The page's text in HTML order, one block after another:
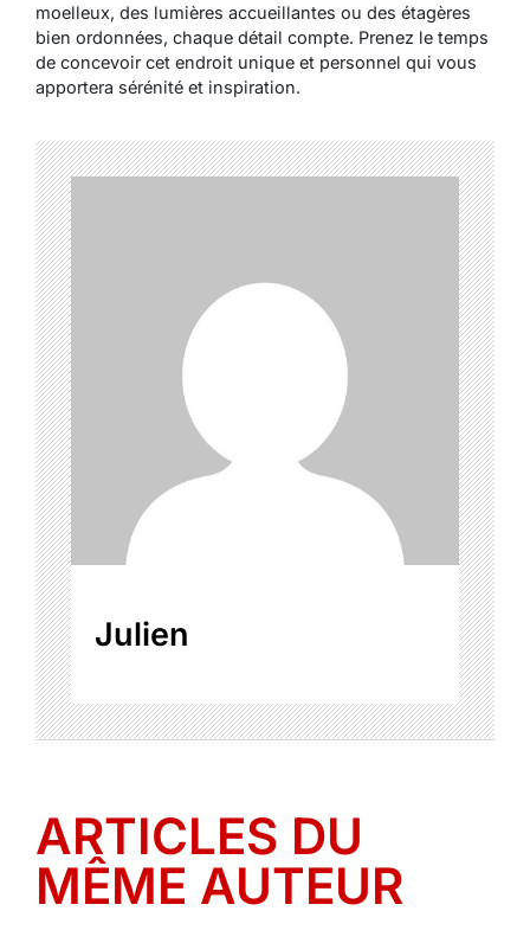
moelleux, des lumières accueillantes ou des étagères
bien ordonnées, chaque détail compte. Prenez le temps
de concevoir cet endroit unique et personnel qui vous
apportera sérénité et inspiration.
Julien
ARTICLES DU
MÊME AUTEUR